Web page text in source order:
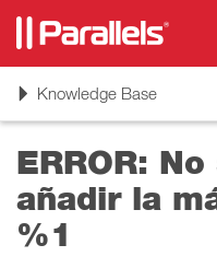
ToggleKnowledge Base
ERROR:
añadir la
%1